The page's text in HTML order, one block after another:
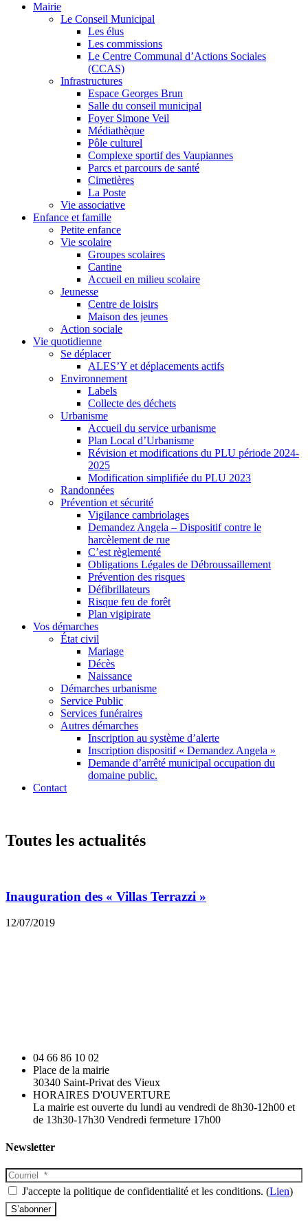
Mairie
Le Conseil Municipal
Les élus
Les commissions
Le Centre Communal d’Actions Sociales
(CCAS)
Infrastructures
Espace Georges Brun
Salle du conseil municipal
Foyer Simone Veil
Médiathèque
Pôle culturel
Complexe sportif des Vaupiannes
Parcs et parcours de santé
Cimetières
La Poste
Vie associative
Enfance et famille
Petite enfance
Vie scolaire
Groupes scolaires
Cantine
Accueil en milieu scolaire
Jeunesse
Centre de loisirs
Maison des jeunes
Action sociale
Vie quotidienne
Se déplacer
ALES’Y et déplacements actifs
Environnement
Labels
Collecte des déchets
Urbanisme
Accueil du service urbanisme
Plan Local d’Urbanisme
Révision et modifications du PLU période 2024-
2025
Modification simplifiée du PLU 2023
Randonnées
Prévention et sécurité
Vigilance cambriolages
Demandez Angela – Dispositif contre le
harcèlement de rue
C’est règlementé
Obligations Légales de Débroussaillement
Prévention des risques
Défibrillateurs
Risque feu de forêt
Plan vigipirate
Vos démarches
État civil
Mariage
Décès
Naissance
Démarches urbanisme
Service Public
Services funéraires
Autres démarches
Inscription au système d’alerte
Inscription dispositif « Demandez Angela »
Demande d’arrêté municipal occupation du
domaine public.
Contact
Toutes les actualités
Inauguration des « Villas Terrazzi »
12/07/2019
04 66 86 10 02
Place de la mairie
30340 Saint-Privat des Vieux
HORAIRES D'OUVERTURE
La mairie est ouverte du lundi au vendredi de 8h30-12h00 et
de 13h30-17h30 Vendredi fermeture 17h00
Newsletter
J'accepte la politique de confidentialité et les conditions. (Lien)